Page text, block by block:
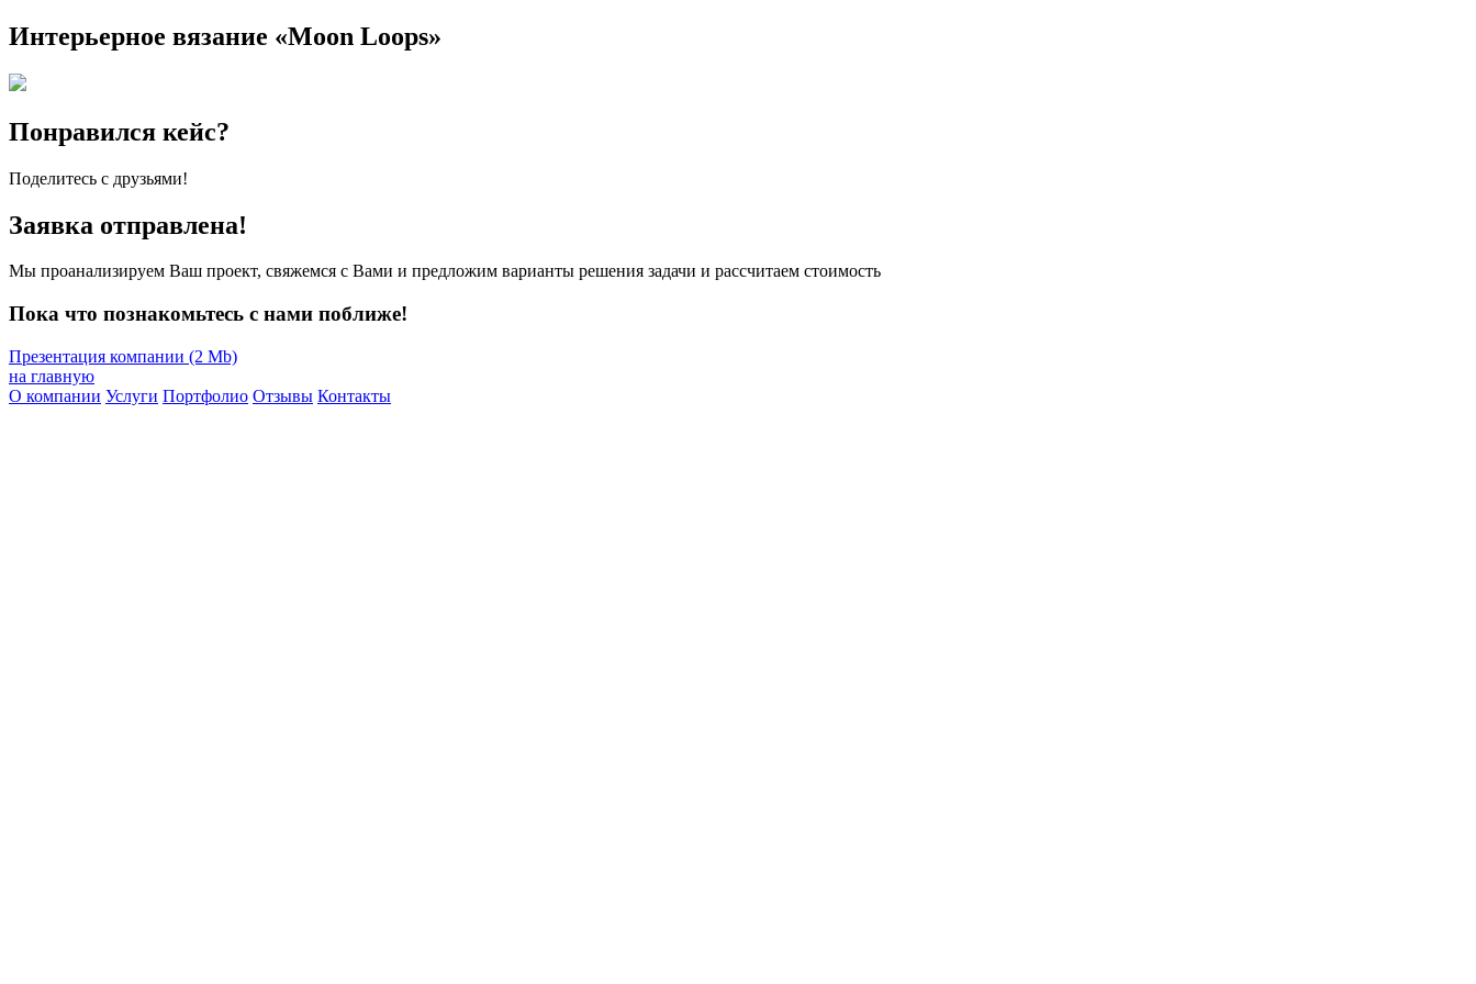
Интерьерное вязание «Moon Loops»
Понравился кейс?
Поделитесь с друзьями!
Заявка отправлена!
Мы проанализируем Ваш проект, свяжемся с Вами и предложим варианты решения задачи и рассчитаем стоимость
Пока что познакомьтесь с нами поближе!
Презентация компании (2 Mb)
на главную
О компании Услуги Портфолио Отзывы Контакты